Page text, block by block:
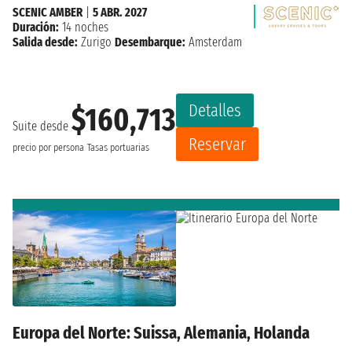
Suite desde $160,713
precio por persona Tasas portuarias
Detalles
Reservar
SCENIC AMBER| 5 ABR. 2027
Duración: 14 noches
Salida desde: Zurigo Desembarque: Amsterdam
Europa del Norte: Suissa, Alemania, Holanda